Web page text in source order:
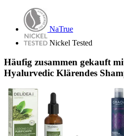
NaTrue
Nickel Tested
Häufig zusammen gekauft
Hyalurvedic Klärendes